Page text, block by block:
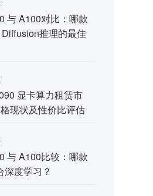
与 A100对比：哪款
推理的最佳
显卡算力租赁市
现状及性价比评估
与 A100比较：哪款
深度学习？